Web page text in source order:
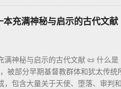
（雅5）形成呼应。 ...
圣 议会 成员 诗 82: 1, 申 32: 8–
官（ judges），可能是神圣议会
） 6. 强调 威严 复数 形式 强调 尊
充满神秘与启示的古代文献
神秘与启示的古代文献 📜 什么
被部分早期基督教群体和犹太传
包含大量关于天使、堕落、审判